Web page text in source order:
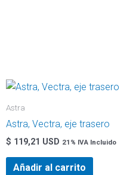
Astra
Astra, Vectra, eje trasero
$ 119,21 USD 21% IVA Incluido
Añadir al carrito